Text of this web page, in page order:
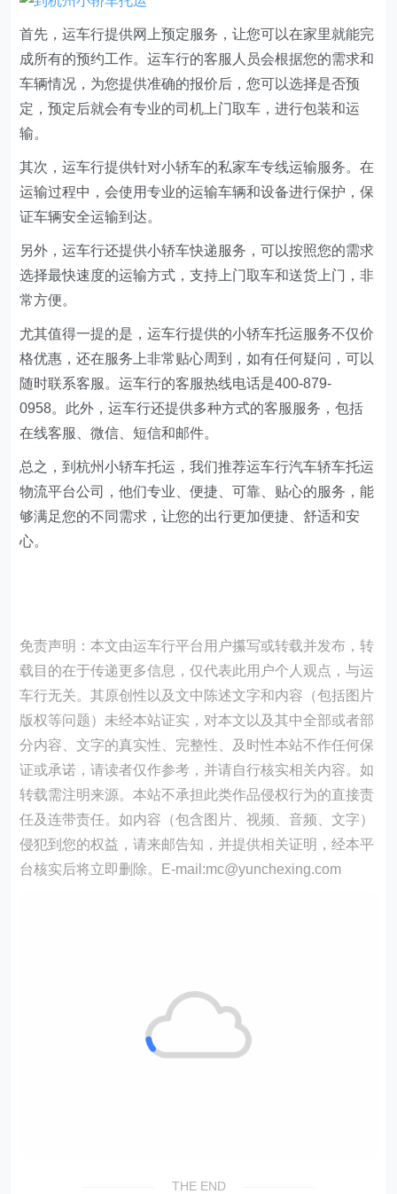
首先，运车行提供网上预定服务，让您可以在家里就能完
成所有的预约工作。运车行的客服人员会根据您的需求和
车辆情况，为您提供准确的报价后，您可以选择是否预
定，预定后就会有专业的司机上门取车，进行包装和运
输。
其次，运车行提供针对小轿车的私家车专线运输服务。在
运输过程中，会使用专业的运输车辆和设备进行保护，保
证车辆安全运输到达。
另外，运车行还提供小轿车快递服务，可以按照您的需求
选择最快速度的运输方式，支持上门取车和送货上门，非
常方便。
尤其值得一提的是，运车行提供的小轿车托运服务不仅价
格优惠，还在服务上非常贴心周到，如有任何疑问，可以
随时联系客服。运车行的客服热线电话是400-879-
0958。此外，运车行还提供多种方式的客服服务，包括
在线客服、微信、短信和邮件。
总之，到杭州小轿车托运，我们推荐运车行汽车轿车托运
物流平台公司，他们专业、便捷、可靠、贴心的服务，能
够满足您的不同需求，让您的出行更加便捷、舒适和安
心。
免责声明：本文由运车行平台用户攥写或转载并发布，转
载目的在于传递更多信息，仅代表此用户个人观点，与运
车行无关。其原创性以及文中陈述文字和内容（包括图片
版权等问题）未经本站证实，对本文以及其中全部或者部
分内容、文字的真实性、完整性、及时性本站不作任何保
证或承诺，请读者仅作参考，并请自行核实相关内容。如
转载需注明来源。本站不承担此类作品侵权行为的直接责
任及连带责任。如内容（包含图片、视频、音频、文字）
侵犯到您的权益，请来邮告知，并提供相关证明，经本平
台核实后将立即删除。E-mail:mc@yunchexing.com
THE END